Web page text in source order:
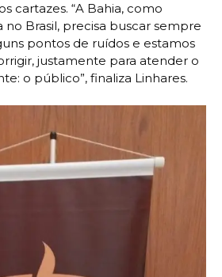
cartazes. “A Bahia, como
Brasil, precisa buscar sempre
pontos de ruídos e estamos
justamente para atender o
o público”, finaliza Linhares.